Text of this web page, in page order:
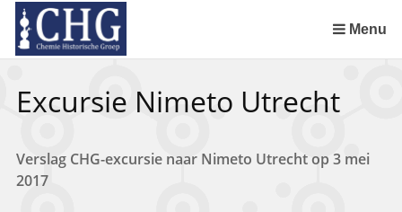
links
over
naar
de
Spring
naar
Menu
Excursie Nimeto Utrecht
Verslag CHG-excursie naar Nimeto Utrecht op 3 mei
2017